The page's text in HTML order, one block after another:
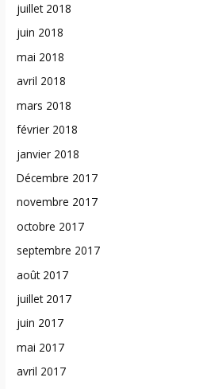
juillet 2018
juin 2018
mai 2018
avril 2018
mars 2018
février 2018
janvier 2018
Décembre 2017
novembre 2017
octobre 2017
septembre 2017
août 2017
juillet 2017
juin 2017
mai 2017
avril 2017